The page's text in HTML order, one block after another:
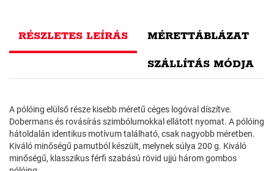
RÉSZLETES LEÍRÁS MÉRETTÁBLÁZAT
SZÁLLÍTÁS MÓDJA
A pólóing elülső része kisebb méretű céges logóval díszítve.
Dobermans és rovásírás szimbólumokkal ellátott nyomat. A pólóing
hátoldalán identikus motívum található, csak nagyobb méretben.
Kiváló minőségű pamutból készült, melynek súlya 200 g. Kiváló
minőségű, klasszikus férfi szabású rövid ujjú három gombos